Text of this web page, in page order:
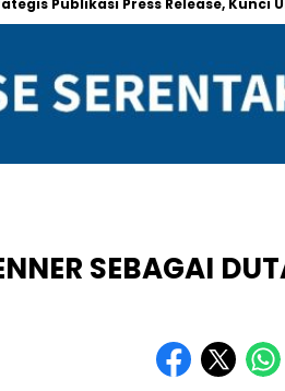
Press Release, Kunci UMKM
SEBAGAI